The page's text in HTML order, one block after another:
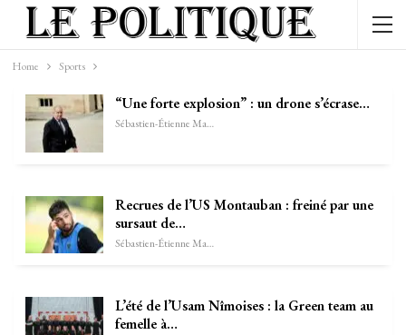
Home Sports
“Une forte explosion” : un drone s’écrase…
Sébastien-Étienne Marechal
Recrues de l’US Montauban : freiné par une
sursaut de…
Sébastien-Étienne Marechal
L’été de l’Usam Nîmoises : la Green team au
femelle à…